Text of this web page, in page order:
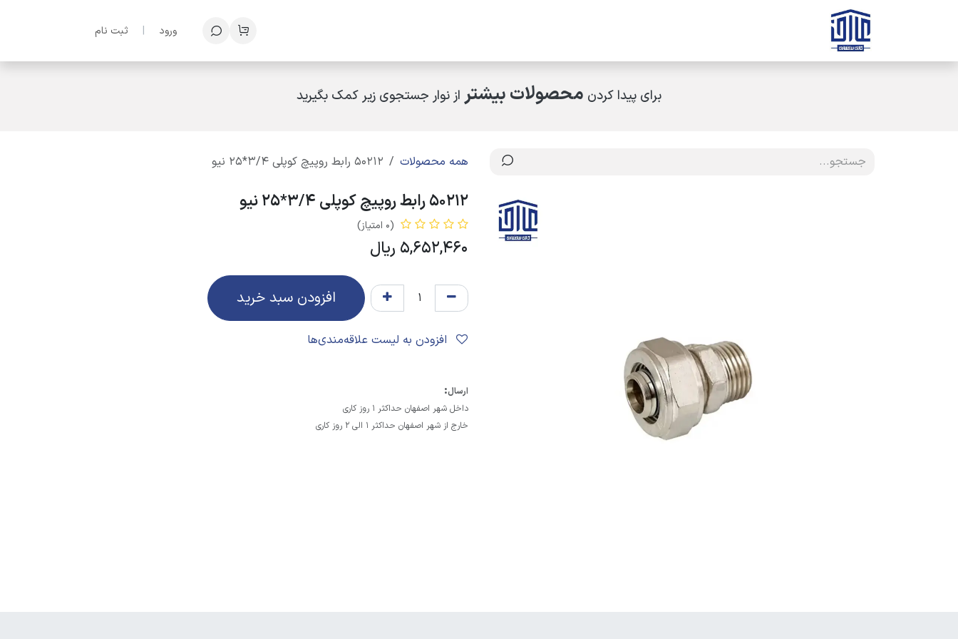
صرف نظر و مشاهده محتوا
ورود | ثبت نام
برای پیدا کردن محصولات بیشتر از نوار جستجوی زیر کمک بگیرید
همه محصولات 50212 رابط روپیچ کوپلی 3/4*25 نیو
50212 رابط روپیچ کوپلی 3/4*25 نیو
(0 امتیاز)
5,652,460 ریال
افزودن سبد خرید
ارسال:
داخل شهر اصفهان حداکثر 1 روز کاری
خارج از شهر اصفهان حداکثر 1 الی 2 روز کاری